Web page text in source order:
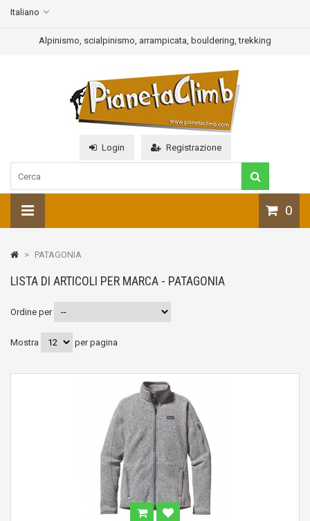
Alpinismo, scialpinismo, arrampicata, bouldering, trekking
Italiano
Login Registrazione
0
> PATAGONIA
LISTA DI ARTICOLI PER MARCA - PATAGONIA
Ordine per
Mostra per pagina